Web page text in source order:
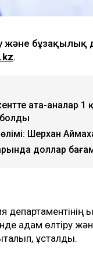
және бұзақылық
.
ата-аналар
Шерхан
доллар
адам өлтіру
ұсталды.